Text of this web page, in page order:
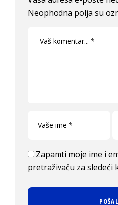
Neophodna polja su
Zapamti moje ime i
pretraživaču za sledeći